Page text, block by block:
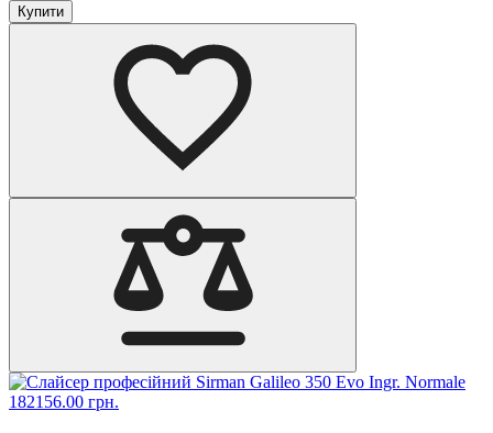
Купити
182156.00 грн.